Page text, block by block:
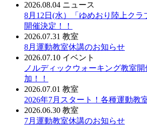
2026.08.04 ニュース
8月12日(水）「ゆめおり陸上クラ
開催決定！！
2026.07.31 教室
8月運動教室休講のお知らせ
2026.07.10 イベント
ノルディックウォーキング教室
加！！
2026.07.01 教室
2026年7月スタート！各種運動教
2026.06.30 教室
7月運動教室休講のお知らせ